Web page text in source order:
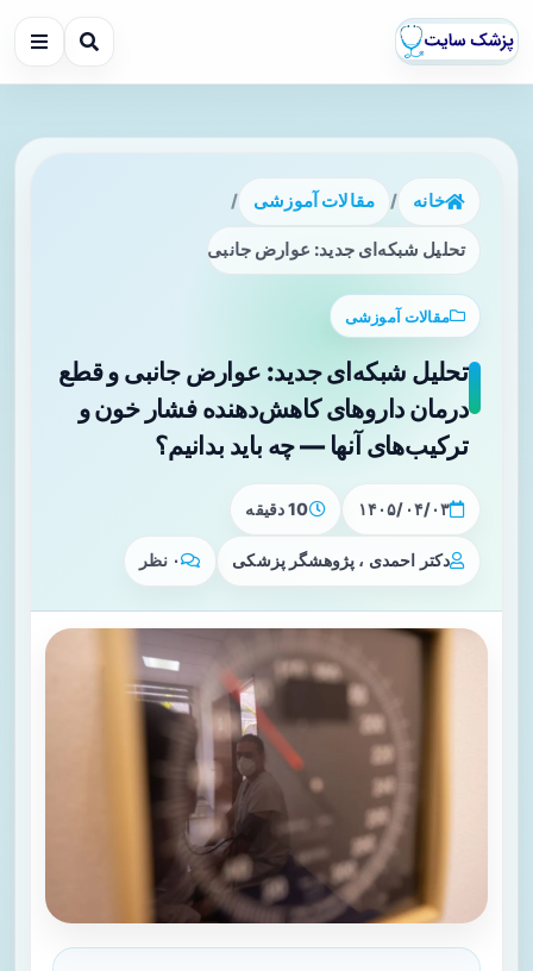
خانه / مقالات آموزشی /
تحلیل شبکه‌ای جدید: عوارض جانبی و قطع درمان داروهای
مقالات آموزشی
تحلیل شبکه‌ای جدید: عوارض جانبی و قطع
درمان داروهای کاهش‌دهنده فشار خون و
ترکیب‌های آنها — چه باید بدانیم؟
۱۴۰۵/۰۴/۰۳ 10 دقیقه
دکتر احمدی ، پژوهشگر پزشکی ۰ نظر